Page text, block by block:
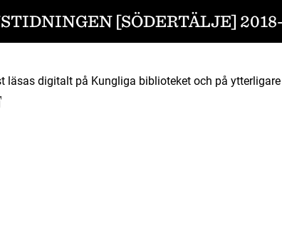
[SÖDERTÄLJE]
läsas digitalt på Kungliga biblioteket och på